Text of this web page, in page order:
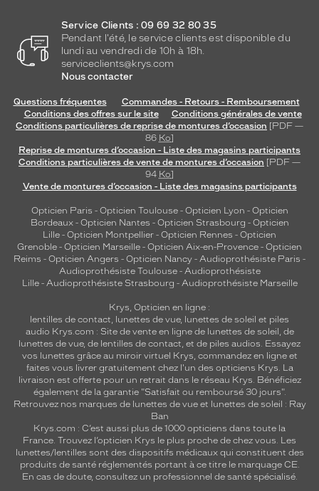
Service Clients : 09 69 32 80 35
Pendant l'été, le service clients est disponible du
lundi au vendredi de 10h à 18h.
serviceclients@krys.com
Nous contacter
Questions fréquentes
Commandes - Retours - Remboursement
Conditions des offres sur le site
Conditions générales de vente
Conditions particulières de reprise de montures d’occasion [PDF —
86 Ko]
Reprise de montures d’occasion - Liste des magasins participants
Conditions particulières de vente de montures d’occasion [PDF —
94 Ko]
Vente de montures d’occasion - Liste des magasins participants
Opticien Paris - Opticien Toulouse- Opticien Lyon - Opticien
Bordeaux- Opticien Nantes - Opticien Strasbourg - Opticien
Lille - Opticien Montpellier - Opticien Rennes - Opticien
Grenoble - Opticien Marseille - Opticien Aix-en-Provence - Opticien
Reims - Opticien Angers - Opticien Nancy - Audioprothésiste Paris -
Audioprothésiste Toulouse- Audioprothésiste
Lille- Audioprothésiste Strasbourg - Audioprothésiste Marseille
Krys, Opticien en ligne :
lentilles de contact lunettes de vue, lunettes de soleil et piles
audio Krys.com : Site de vente en ligne de lunettes de soleil, de
lunettes de vue, de lentilles de contact , et de piles audios. Essayez
vos lunettes grâce au miroir virtuel Krys, commandez en ligne et
faites vous livrer gratuitement chez l'un des opticiens Krys. La
livraison est offerte pour un retrait dans le réseau Krys. Bénéficiez
également de la garantie "Satisfait ou remboursé 30 jours".
Retrouvez nos marques de lunettes de vue et lunettes de soleil : Ray
Ban
Krys.com : C’est aussi plus de 1000 opticiens dans toute la
France. Trouvez l’opticien Krys le plus proche de chez vous . Les
lunettes/lentilles sont des dispositifs médicaux qui constituent des
produits de santé réglementés portant à ce titre le marquage CE.
En cas de doute, consultez un professionnel de santé spécialisé.